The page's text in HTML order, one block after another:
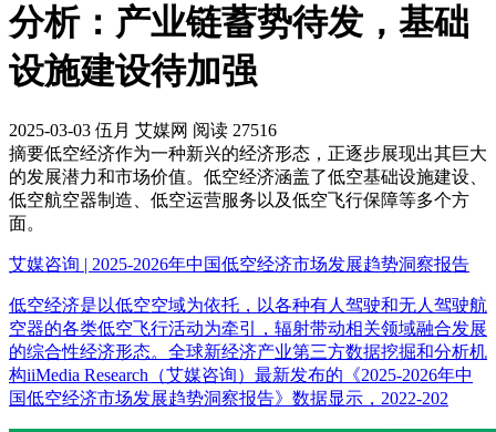
分析：产业链蓄势待发，基础
设施建设待加强
2025-03-03 伍月 艾媒网 阅读 27516
摘要低空经济作为一种新兴的经济形态，正逐步展现出其巨大
的发展潜力和市场价值。低空经济涵盖了低空基础设施建设、
低空航空器制造、低空运营服务以及低空飞行保障等多个方
面。
艾媒咨询 | 2025-2026年中国低空经济市场发展趋势洞察报告
低空经济是以低空空域为依托，以各种有人驾驶和无人驾驶航
空器的各类低空飞行活动为牵引，辐射带动相关领域融合发展
的综合性经济形态。全球新经济产业第三方数据挖掘和分析机
构iiMedia Research（艾媒咨询）最新发布的《2025-2026年中
国低空经济市场发展趋势洞察报告》数据显示，2022-202